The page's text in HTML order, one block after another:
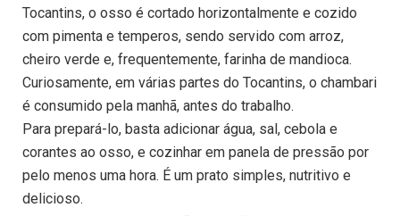
Tocantins, o osso é cortado horizontalmente e cozido
com pimenta e temperos, sendo servido com arroz,
cheiro verde e, frequentemente, farinha de mandioca.
Curiosamente, em várias partes do Tocantins, o chambari
é consumido pela manhã, antes do trabalho.
Para prepará-lo, basta adicionar água, sal, cebola e
corantes ao osso, e cozinhar em panela de pressão por
pelo menos uma hora. É um prato simples, nutritivo e
delicioso.